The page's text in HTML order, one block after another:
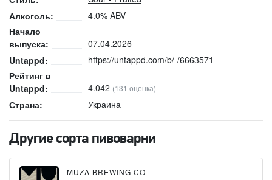
Алкоголь:
4.0% ABV
Начало
выпуска:
07.04.2026
Untappd:
https://untappd.com/b/-/6663571
Рейтинг в
Untappd:
4.042 (131 оценка)
Страна: Украина
Другие сорта пивоварни
MUZA BREWING CO